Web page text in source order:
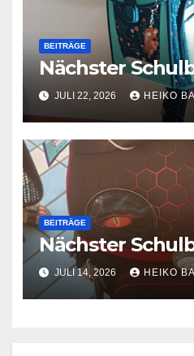
BEITRÄGE
Nächster
JULI 22, 2026 HEIKO
BEITRÄGE
Nächster
JULI 14, 2026 HEIKO